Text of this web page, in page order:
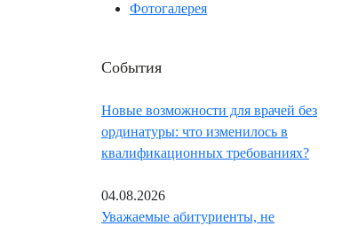
Фотогалерея
События
Новые возможности для врачей без
ординатуры: что изменилось в
квалификационных требованиях?
04.08.2026
Уважаемые абитуриенты, не